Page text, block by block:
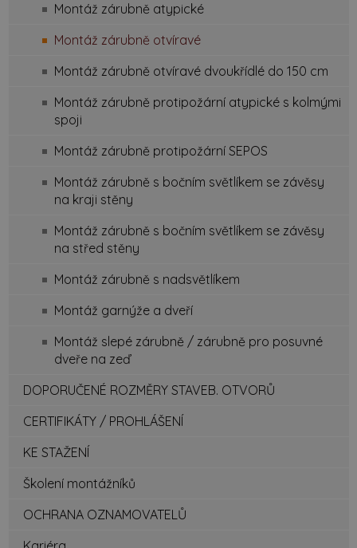
Montáž zárubně atypické
Montáž zárubně otvíravé
Montáž zárubně otvíravé dvoukřídlé do 150 cm
Montáž zárubně protipožární atypické s kolmými
spoji
Montáž zárubně protipožární SEPOS
Montáž zárubně s bočním světlíkem se závěsy
na kraji stěny
Montáž zárubně s bočním světlíkem se závěsy
na střed stěny
Montáž zárubně s nadsvětlíkem
Montáž garnýže a dveří
Montáž slepé zárubně / zárubně pro posuvné
dveře na zeď
DOPORUČENÉ ROZMĚRY STAVEB. OTVORŮ
CERTIFIKÁTY / PROHLÁŠENÍ
KE STAŽENÍ
Školení montážníků
OCHRANA OZNAMOVATELŮ